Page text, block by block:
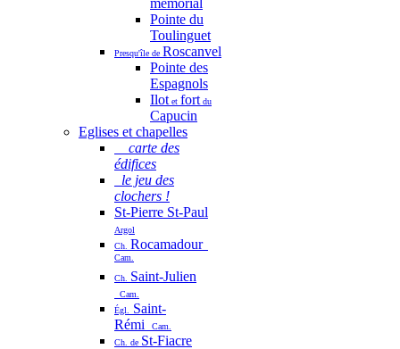
mémorial
Pointe du
Toulinguet
Presqu'île de Roscanvel
Pointe des
Espagnols
Ilot et fort du
Capucin
Eglises et chapelles
carte des
édifices
le jeu des
clochers !
St-Pierre St-Paul
Argol
Ch. Rocamadour
Cam.
Ch. Saint-Julien
Cam.
Égl.
Saint-
Rémi
Cam.
Ch. de St-Fiacre